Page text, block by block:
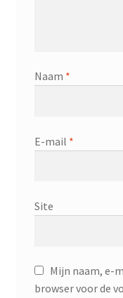
Naam *
E-mail *
Site
Mijn naam, e-
browser voor de